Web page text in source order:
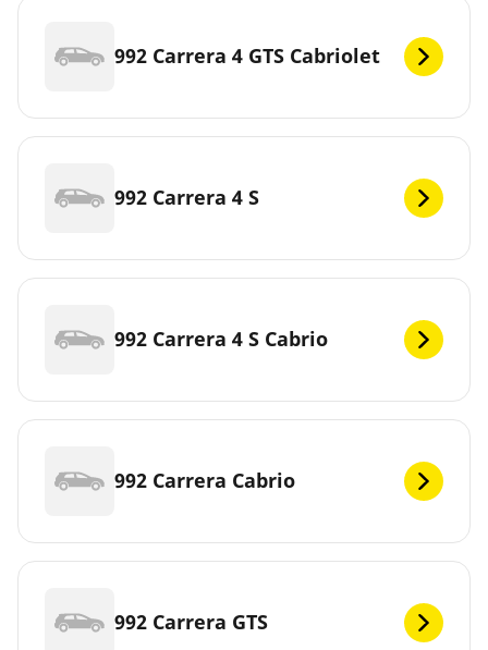
992 Carrera 4 GTS Cabriolet
992 Carrera 4 S
992 Carrera 4 S Cabrio
992 Carrera Cabrio
992 Carrera GTS